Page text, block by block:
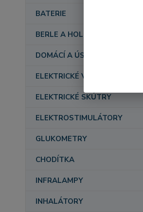
BATERIE
BERLE A HOLE
DOMÁCÍ A ÚSTAVNÍ PÉČE
ELEKTRICKÉ VOZÍKY
ELEKTRICKÉ SKÚTRY
ELEKTROSTIMULÁTORY
GLUKOMETRY
CHODÍTKA
INFRALAMPY
INHALÁTORY